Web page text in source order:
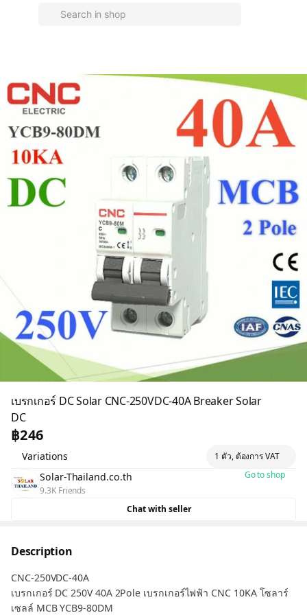
เบรกเกอร์ DC Solar CNC-250VDC-40A Breaker Solar
DC
฿246
Variations 1 ตัว, ต้องการ VAT
Solar-Thailand.co.th
9.3K Friends
Go to shop
Chat with seller
Description
CNC-250VDC-40A
เบรกเกอร์ DC 250V 40A 2Pole เบรกเกอร์ไฟฟ้า CNC 10KA โซลาร์
เซลล์ MCB YCB9-80DM